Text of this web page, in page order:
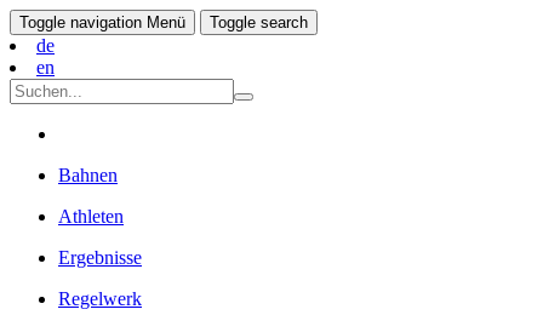
Toggle navigation Menü Toggle search
de
en
Bahnen
Athleten
Ergebnisse
Regelwerk